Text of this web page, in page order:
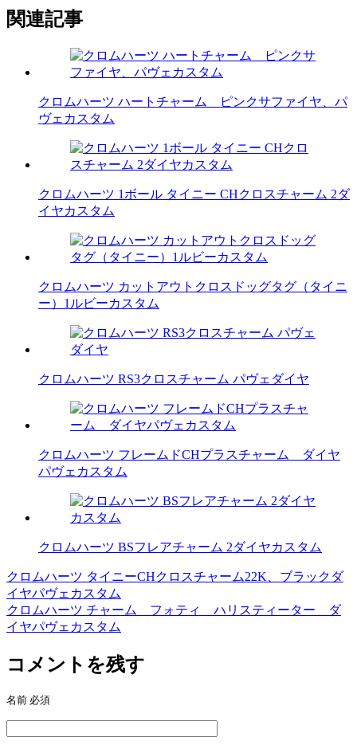
関連記事
クロムハーツ ハートチャーム ピンクサファイヤ、パ
ヴェカスタム
クロムハーツ 1ボール タイニー CHクロスチャーム 2ダ
イヤカスタム
クロムハーツ カットアウトクロスドッグタグ（タイニ
ー）1ルビーカスタム
クロムハーツ RS3クロスチャーム パヴェダイヤ
クロムハーツ フレームドCHプラスチャーム ダイヤ
パヴェカスタム
クロムハーツ BSフレアチャーム 2ダイヤカスタム
投
稿
ナ
ビ
ー
シ
クロムハーツ タイニーCHクロスチャーム22K、ブラックダ
イヤパヴェカスタム
クロムハーツ チャーム フォティ ハリスティーター ダ
イヤパヴェカスタム
コメントを残す
名前 必須